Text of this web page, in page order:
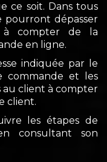
ce soit. Dans tous
pourront dépasser
à compter de la
en ligne.
indiquée par le
commande et les
au client à compter
client.
les étapes de
consultant son